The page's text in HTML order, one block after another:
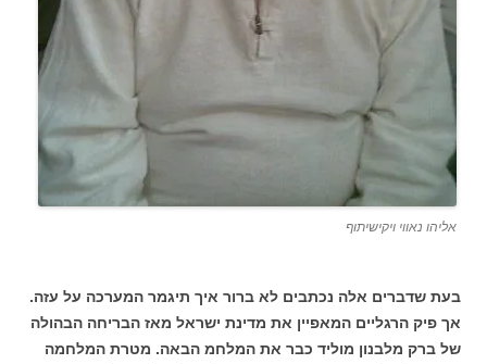
אליהו נאווי ויקישיתוף
בעת שדברים אלה נכתבים לא ברור איך תיגמר המערכה על עזה.
אך פיק הרגליים המאפיין את מדינת ישראל מאז הבריחה הבהולה
של ברק מלבנון מוליד כבר את המלחמ הבאה. מטרת המלחמה